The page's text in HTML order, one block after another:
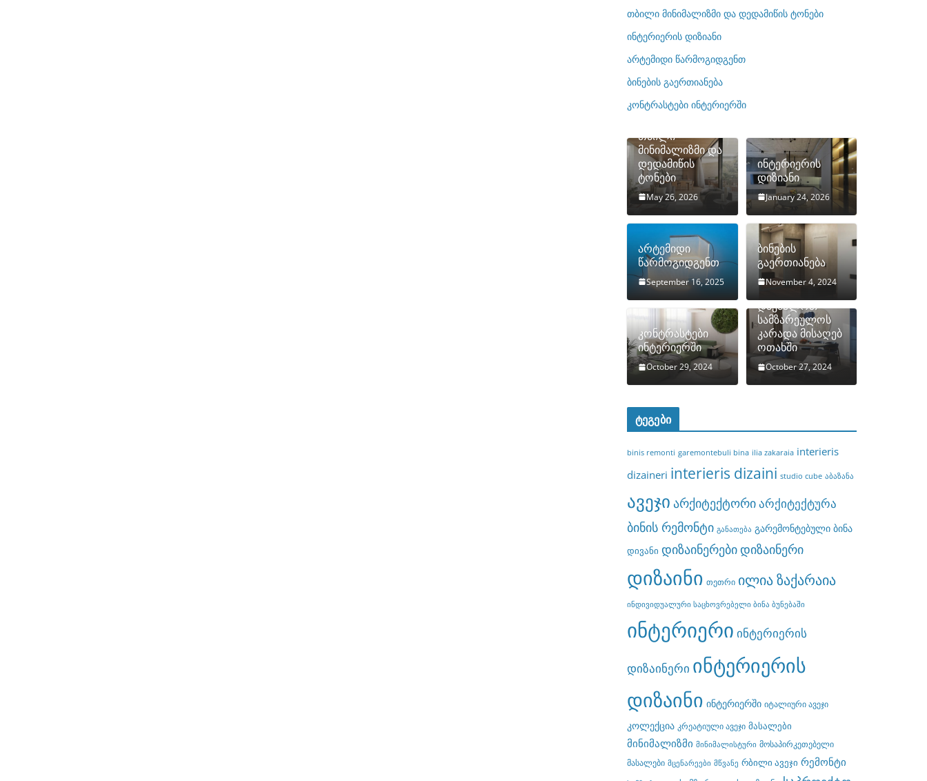
ო
რ
ბ
ი
თბილი მინიმალიზმი და დედამიწის ტონები
ინტერიერის დიზიანი
არტემიდი წარმოგიდგენთ
ბინების გაერთიანება
კონტრასტები ინტერიერში
თბილი
მინიმალიზმი და
დედამიწის
ტონები
May 26, 2026
ინტერიერის
დიზიანი
January 24, 2026
არტემიდი
წარმოგიდგენთ
September 16, 2025
ბინების
გაერთიანება
November 4, 2024
კონტრასტები
ინტერიერში
October 29, 2024
როგორ
დავმალოთ
სამზარეულოს
კარადა მისაღებ
ოთახში
October 27, 2024
ტეგები
binis remonti garemontebuli bina ilia zakaraia interieris
dizaineri interieris dizaini studio cube აბაზანა
ავეჯი არქიტექტორიარქიტექტურა
ბინის რემონტი განათება გარემონტებული ბინა
დივანი დიზაინერებიდიზაინერი
დიზაინი თეთრი ილია ზაქარაია
ინდივიდუალური საცხოვრებელი ბინა ბუნებაში
ინტერიერი ინტერიერის
დიზაინერი ინტერიერის
დიზაინი ინტერიერში იტალიური ავეჯი
კოლექცია კრეატიული ავეჯი მასალები
მინიმალიზმი მინიმალისტური მოსაპირკეთებელი
მასალები მცენარეები მწვანე რბილი ავეჯი რემონტი